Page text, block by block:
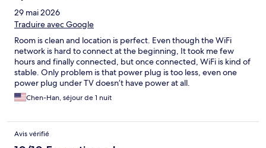
29 mai 2026
Traduire avec Google
Room is clean and location is perfect. Even though the WiFi
network is hard to connect at the beginning, It took me few
hours and finally connected, but once connected, WiFi is kind of
stable. Only problem is that power plug is too less, even one
power plug under TV doesn’t have power at all.
Chen-Han, séjour de 1 nuit
Avis vérifié